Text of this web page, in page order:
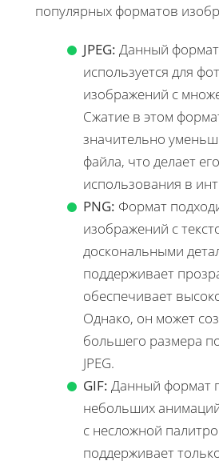
популярных форматов
JPEG: Данный
используется для
изображений с
Сжатие в этом
значительно
файла, что делает
использования в
PNG: Формат
изображений с
доскональными
поддерживает
обеспечивает
Однако, он может
большего размера
JPEG.
GIF: Данный формат
небольших
с несложной
поддерживает